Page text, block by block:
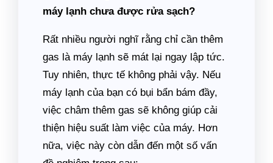
máy lạnh chưa được rửa sạch?
Rất nhiều người nghĩ rằng chỉ cần thêm
gas là máy lạnh sẽ mát lại ngay lập tức.
Tuy nhiên, thực tế không phải vậy. Nếu
máy lạnh của bạn có bụi bẩn bám đầy,
việc châm thêm gas sẽ không giúp cải
thiện hiệu suất làm việc của máy. Hơn
nữa, việc này còn dẫn đến một số vấn